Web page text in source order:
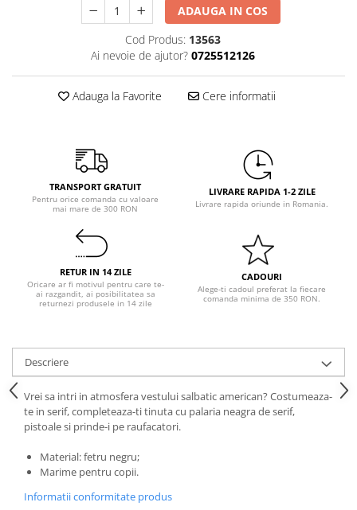
Petrecere Printese Disney
Petreceri Adulti
Pastel Party
Petrecere Disco
Petrecere Tropicala
Summer Party
Petrecere Majorat
Petrecere 40 Ani
Petrecere 50 ani
Ocazie
Craciun
Gender Reveal
Baby Shower
Botez
Halloween
Nunta
Paste
Petrecere 1 An
Petrecerea Burlacitelor
ADAUGA IN COS
Cod Produs: 13563
Ai nevoie de ajutor? 0725512126
Adauga la Favorite Cere informatii
TRANSPORT GRATUIT
Pentru orice comanda cu valoare
mai mare de 300 RON
LIVRARE RAPIDA 1-2 ZILE
Livrare rapida oriunde in Romania.
RETUR IN 14 ZILE
Oricare ar fi motivul pentru care te-
ai razgandit, ai posibilitatea sa
returnezi produsele in 14 zile
CADOURI
Alege-ti cadoul preferat la fiecare
comanda minima de 350 RON.
Descriere
Vrei sa intri in atmosfera vestului salbatic american? Costumeaza-
te in serif, completeaza-ti tinuta cu palaria neagra de serif,
pistoale si prinde-i pe raufacatori.
Material: fetru negru;
Marime pentru copii.
Informatii conformitate produs